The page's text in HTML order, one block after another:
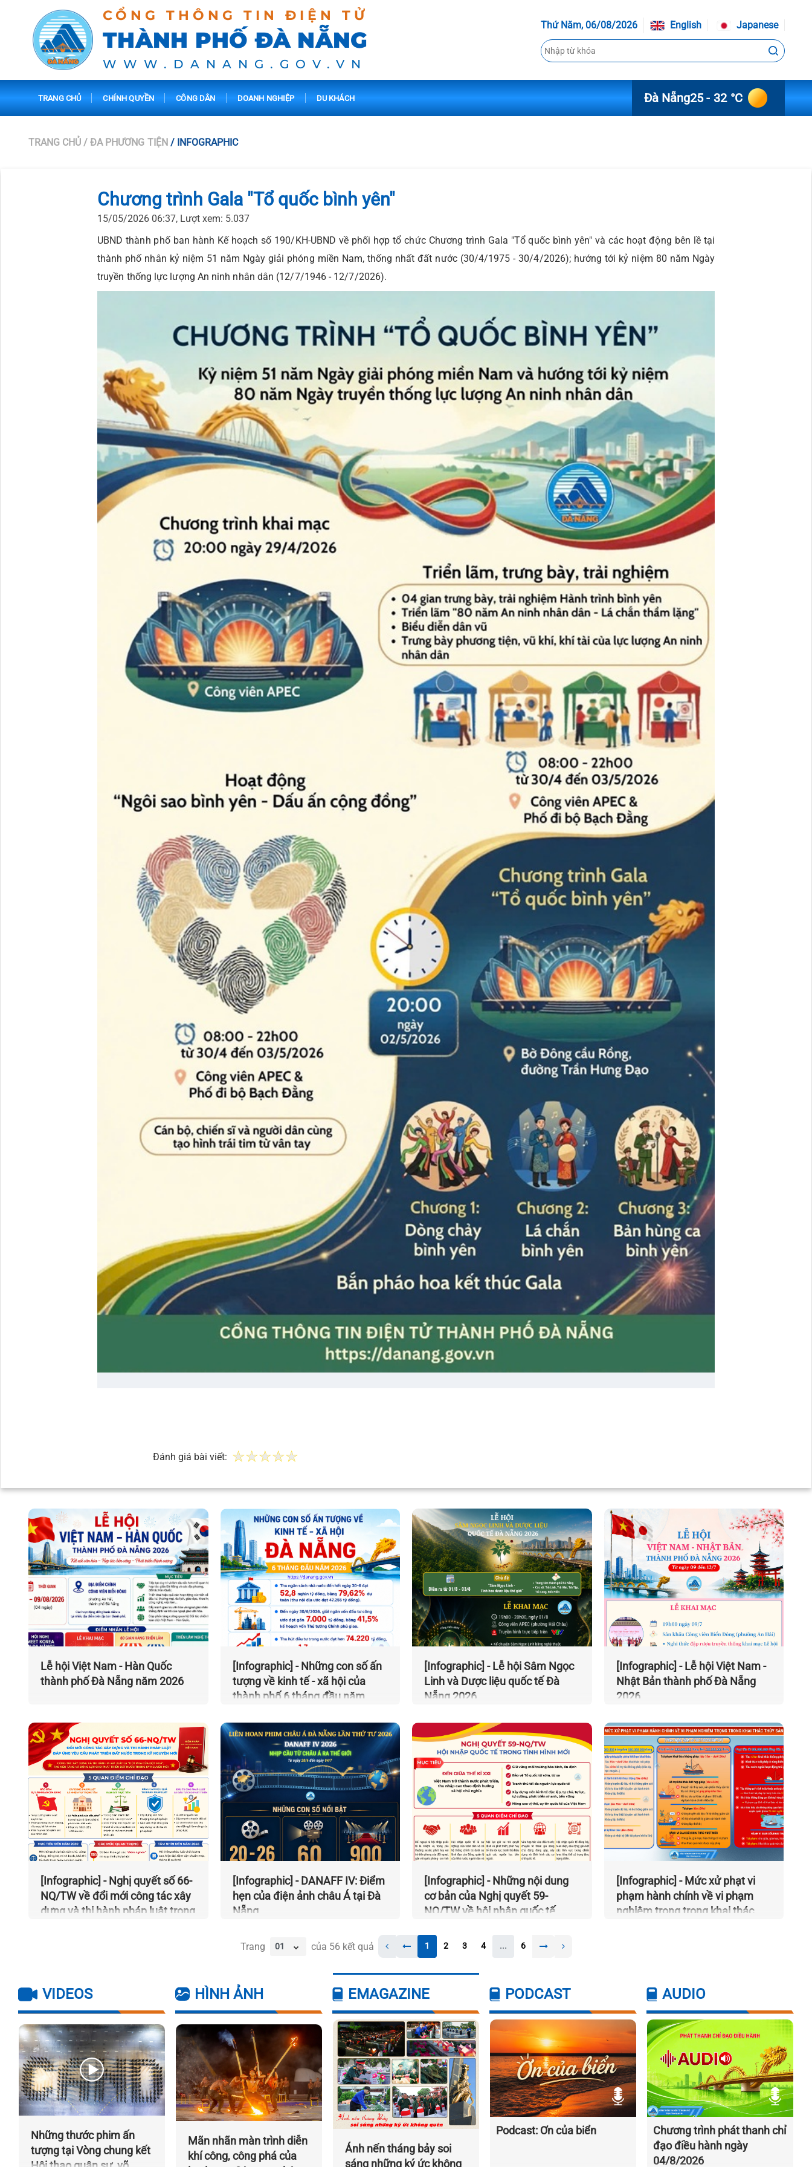
CỔNG THÔNG TIN ĐIỆN TỬ
THÀNH PHỐ ĐÀ NẴNG
WWW.DANANG.GOV.VN
Thứ Năm, 06/08/2026 English Japanese
TRANG CHỦ CHÍNH QUYỀN CÔNG DÂN DOANH NGHIỆP DU KHÁCH Đà Nẵng25 - 32 °C
TRANG CHỦ / ĐA PHƯƠNG TIỆN / INFOGRAPHIC
Chương trình Gala "Tổ quốc bình yên"
15/05/2026 06:37, Lượt xem: 5.037
UBND thành phố ban hành Kế hoạch số 190/KH-UBND về phối hợp tổ chức Chương trình Gala "Tổ quốc bình yên" và các hoạt động bên lề tại
thành phố nhân kỷ niệm 51 năm Ngày giải phóng miền Nam, thống nhất đất nước (30/4/1975 - 30/4/2026); hướng tới kỷ niệm 80 năm Ngày
truyền thống lực lượng An ninh nhân dân (12/7/1946 - 12/7/2026).
Đánh giá bài viết:
Lễ hội Việt Nam - Hàn Quốc
thành phố Đà Nẵng năm 2026
[Infographic] - Những con số ấn
tượng về kinh tế - xã hội của
thành phố 6 tháng đầu năm
[Infographic] - Lễ hội Sâm Ngọc
Linh và Dược liệu quốc tế Đà
Nẵng 2026
[Infographic] - Lễ hội Việt Nam -
Nhật Bản thành phố Đà Nẵng
2026
[Infographic] - Nghị quyết số 66-
NQ/TW về đổi mới công tác xây
dựng và thi hành pháp luật trong
[Infographic] - DANAFF IV: Điểm
hẹn của điện ảnh châu Á tại Đà
Nẵng
[Infographic] - Những nội dung
cơ bản của Nghị quyết 59-
NQ/TW về hội nhập quốc tế
[Infographic] - Mức xử phạt vi
phạm hành chính về vi phạm
nghiêm trọng trong khai thác
Trang của 56 kết quả 1 2 3 4 ... 6
VIDEOS
Những thước phim ấn
tượng tại Vòng chung kết
HÌNH ẢNH
Mãn nhãn màn trình diễn
khí công, công phá của
EMAGAZINE
Ánh nến tháng bảy soi
sáng những ký ức không
PODCAST
Podcast: Ơn của biển
AUDIO
Chương trình phát thanh chỉ
đạo điều hành ngày
04/8/2026